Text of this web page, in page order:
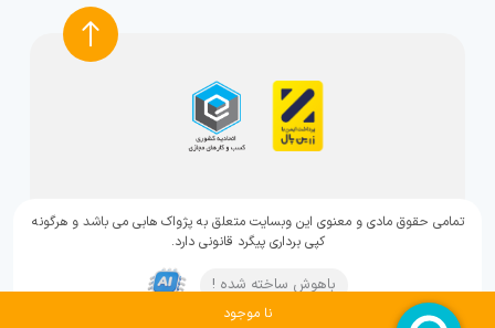
تمامی حقوق مادی و معنوی این وبسایت متعلق به پژواک هابی می باشد و هرگونه
کپی برداری پیگرد قانونی دارد.
باهوش ساخته شده !
نا موجود